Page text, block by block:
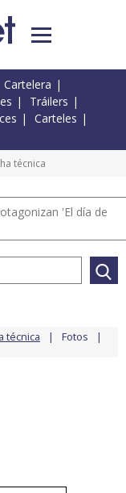
Cartelera
Tráilers
Carteles
técnica
'El día de
técnica Fotos